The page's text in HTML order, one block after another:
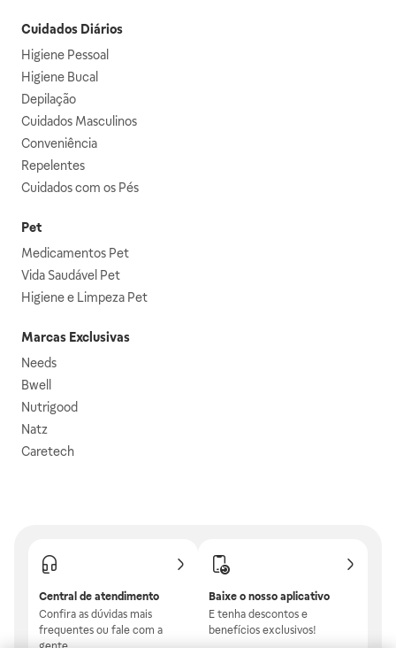
Cuidados Diários
Higiene Pessoal
Higiene Bucal
Depilação
Cuidados Masculinos
Conveniência
Repelentes
Cuidados com os Pés
Pet
Medicamentos Pet
Vida Saudável Pet
Higiene e Limpeza Pet
Marcas Exclusivas
Needs
Bwell
Nutrigood
Natz
Caretech
Central de atendimento
Confira as dúvidas mais
frequentes ou fale com a
gente.
Baixe o nosso aplicativo
E tenha descontos e
benefícios exclusivos!